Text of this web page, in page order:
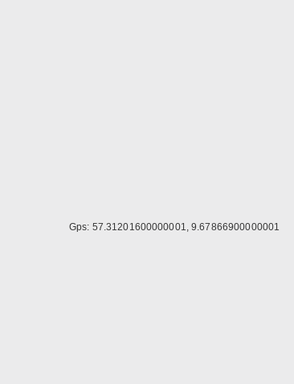
Gps: 57.31201600000001, 9.67866900000001